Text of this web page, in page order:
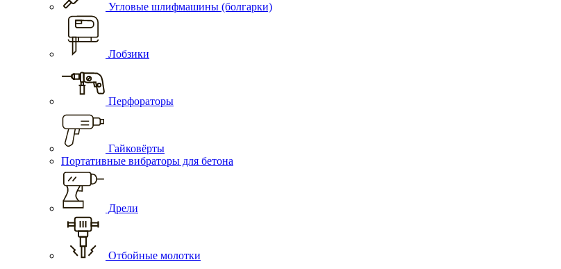
Угловые шлифмашины (болгарки)
Лобзики
Перфораторы
Гайковёрты
Портативные вибраторы для бетона
Дрели
Отбойные молотки